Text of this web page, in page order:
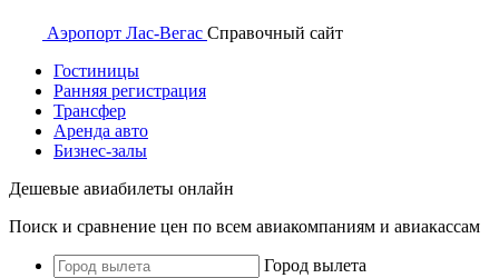
Аэропорт Лас-Вегас Справочный сайт
Гостиницы
Ранняя регистрация
Трансфер
Аренда авто
Бизнес-залы
Дешевые авиабилеты онлайн
Поиск и сравнение цен по всем авиакомпаниям и авиакассам
Город вылета